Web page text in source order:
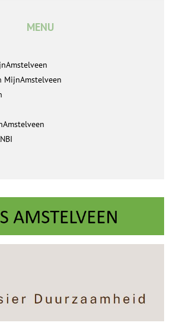
MENU
MijnAmstelveen